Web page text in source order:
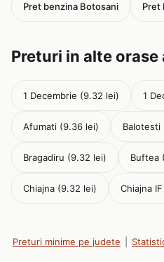
Pret benzina Botosani Pret
Preturi in alte
1 Decembrie (9.32 lei) 1
Afumati (9.36 lei) Balotesti
Bragadiru (9.32 lei) Buftea
Chiajna (9.32 lei) Chiajna
Preturi minime pe judete